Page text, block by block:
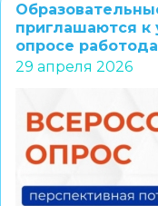
приглашаются к
опросе
29 апреля 2026